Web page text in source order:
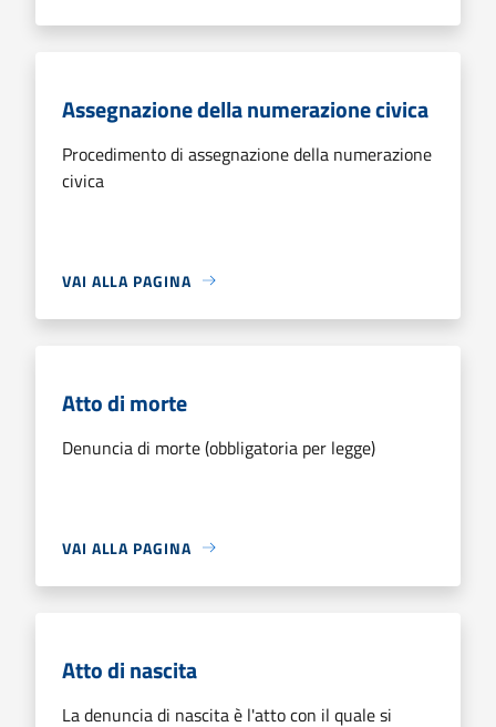
Assegnazione della numerazione civica
Procedimento di assegnazione della numerazione
civica
VAI ALLA PAGINA
Atto di morte
Denuncia di morte (obbligatoria per legge)
VAI ALLA PAGINA
Atto di nascita
La denuncia di nascita è l'atto con il quale si